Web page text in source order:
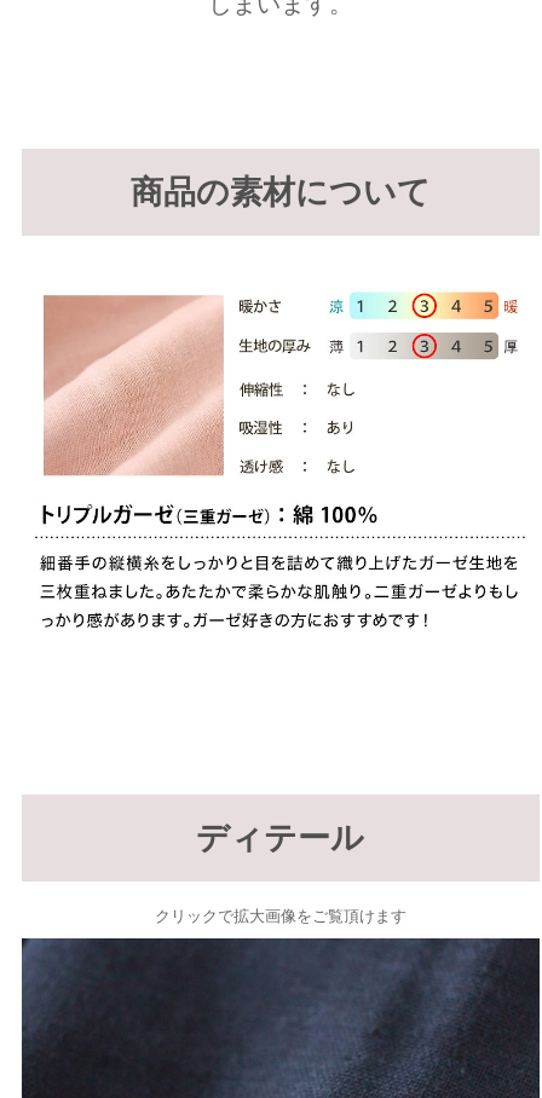
商品の素材について
ディテール
クリックで拡大画像をご覧頂けます